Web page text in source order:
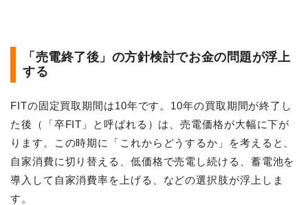
「売電終了後」の方針検討でお金の問題が浮上
する
FITの固定買取期間は10年です。10年の買取期間が終了し
た後（「卒FIT」と呼ばれる）は、売電価格が大幅に下が
ります。この時期に「これからどうするか」を考えると、
自家消費に切り替える、低価格で売電し続ける、蓄電池を
導入して自家消費率を上げる、などの選択肢が浮上しま
す。